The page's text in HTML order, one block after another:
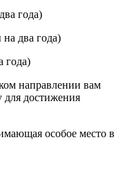
года)
два года)
года)
направлении вам
для достижения
особое место в